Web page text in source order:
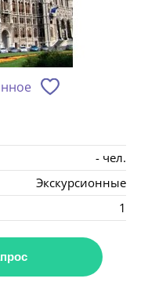
- чел.
Экскурсионные
1